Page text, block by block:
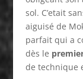
sol. C’etait
aiguisé de
parfait qui a
dès le
de technique